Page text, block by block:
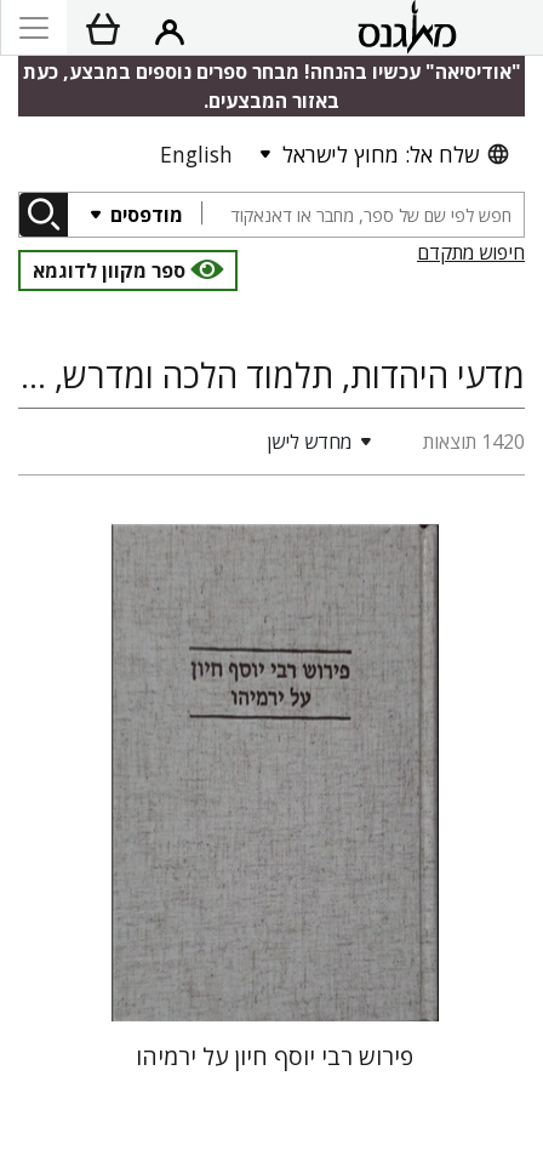
"אודיסיאה" עכשיו בהנחה! מבחר ספרים נוספים במבצע, כעת
באזור המבצעים.
שלח אל: מחוץ לישראל English
מודפסים
חיפוש מתקדם
ספר מקוון לדוגמא
מדעי היהדות, תלמוד הלכה ומדרש, חסידות, היסטוריה יהודית
1420 תוצאות מחדש לישן
יוחנן קאפח
הנחת אתר ספר מודפס
$38
פירוש רבי יוסף חיון על ירמיהו